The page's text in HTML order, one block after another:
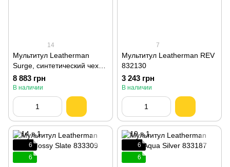
14
Мультитул Leatherman
Surge, синтетический чехол
830165
8 883 грн
В наличии
7
Мультитул Leatherman REV
832130
3 243 грн
В наличии
6
6
6
6